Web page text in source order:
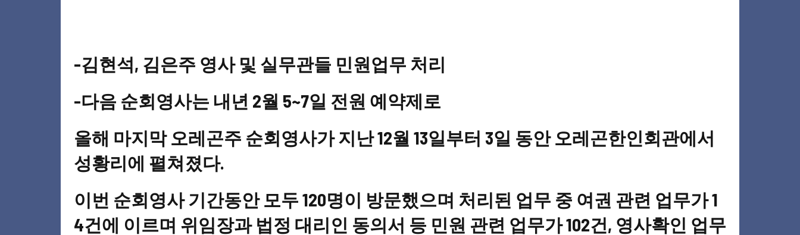
-김현석, 김은주 영사 및 실무관들 민원업무 처리
-다음 순회영사는 내년 2월 5~7일 전원 예약제로
올해 마지막 오레곤주 순회영사가 지난 12월 13일부터 3일 동안 오레곤한인회관에서
성황리에 펼쳐졌다.
이번 순회영사 기간동안 모두 120명이 방문했으며 처리된 업무 중 여권 관련 업무가 1
4건에 이르며 위임장과 법정 대리인 동의서 등 민원 관련 업무가 102건, 영사확인 업무